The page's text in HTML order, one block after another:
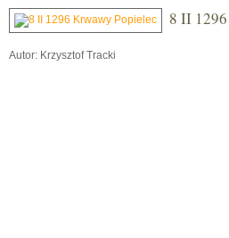
8 II
Autor: Krzysztof Tracki